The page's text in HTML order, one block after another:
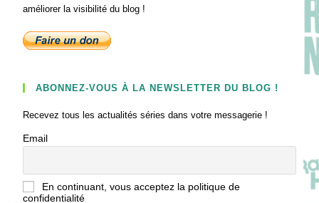
améliorer la visibilité du blog !
ABONNEZ-VOUS À LA NEWSLETTER DU BLOG !
Recevez tous les actualités séries dans votre messagerie !
Email
En continuant, vous acceptez la politique de
confidentialité